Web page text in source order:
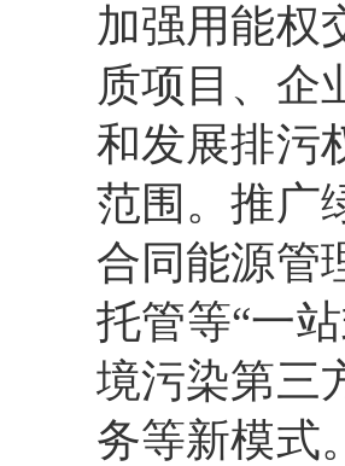
加强用能权
质项目、企
和发展排污
范围。推广
合同能源管
托管等“一
境污染第三
务等新模式